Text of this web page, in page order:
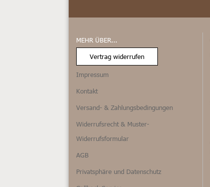
MEHR ÜBER...
Vertrag widerrufen
Impressum
Kontakt
Versand- & Zahlungsbedingungen
Widerrufsrecht & Muster-
Widerrufsformular
AGB
Privatsphäre und Datenschutz